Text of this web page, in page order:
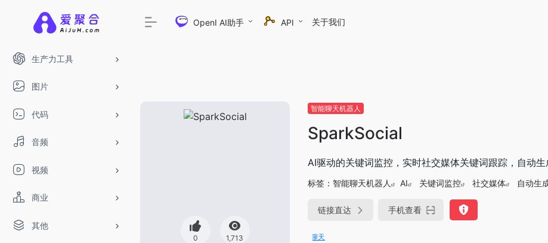
生产力工具
图片
代码
音频
视频
商业
其他
OpenI AI助手 API 关于我们
0 1,713
智能聊天机器人
SparkSocial
AI驱动的关键词监控，实时社交媒体关键词跟踪，自动
标签： 智能聊天机器人 AI 关键词监控 社交媒体 自动生
链接直达 手机查看